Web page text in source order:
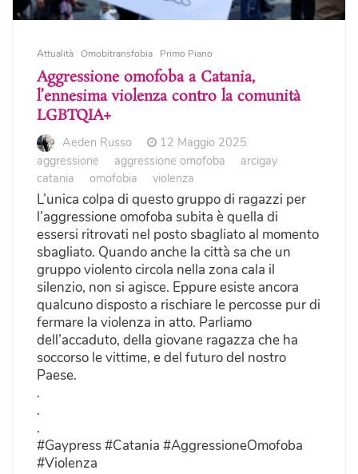
Attualità Omobitransfobia Primo Piano
Aggressione omofoba a Catania,
l’ennesima violenza contro la comunità
LGBTQIA+
Aeden Russo
12 Maggio 2025
aggressione
aggressione omofoba
arcigay
catania
omofobia violenza
L’unica colpa di questo gruppo di ragazzi per
l’aggressione omofoba subita è quella di
essersi ritrovati nel posto sbagliato al momento
sbagliato. Quando anche la città sa che un
gruppo violento circola nella zona cala il
silenzio, non si agisce. Eppure esiste ancora
qualcuno disposto a rischiare le percosse pur di
fermare la violenza in atto. Parliamo
dell’accaduto, della giovane ragazza che ha
soccorso le vittime, e del futuro del nostro
Paese.
.
.
.
#Gaypress #Catania #AggressioneOmofoba
#Violenza